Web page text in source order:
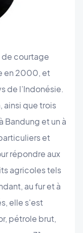
de courtage
en 2000, et
de l’Indonésie.
ainsi que trois
Bandung et un à
et
répondre aux
agricoles tels
au fur et à
elle s'est
pétrole brut,